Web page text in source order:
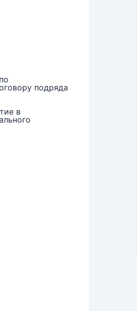
подряда
в